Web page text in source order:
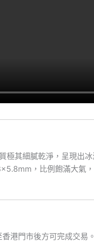
其細膩乾淨，呈現出
，比例飽滿大氣
港門市後方可完成交易